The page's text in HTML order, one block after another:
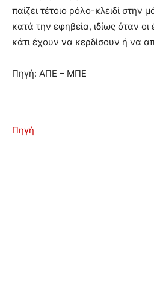
παίζει τέτοιο ρόλο-κλειδί στην
κατά την εφηβεία, ιδίως όταν οι
κάτι έχουν να κερδίσουν ή να
Πηγή: ΑΠΕ – ΜΠΕ
Πηγή